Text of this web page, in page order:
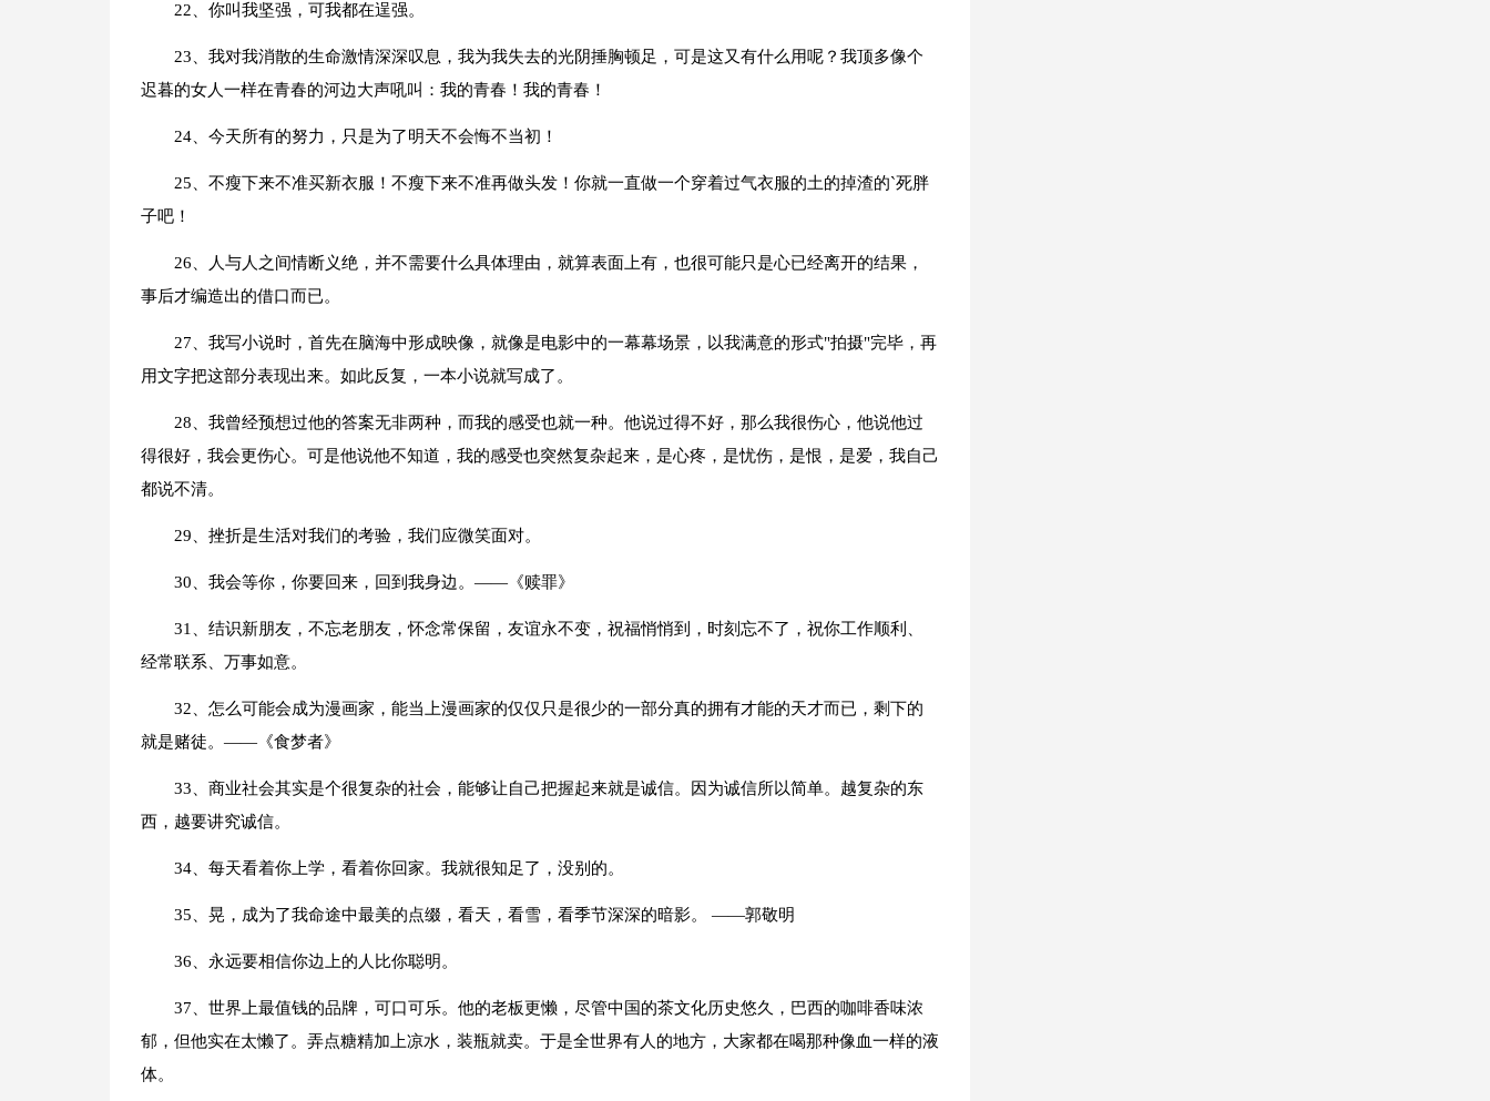
22、你叫我坚强，可我都在逞强。
23、我对我消散的生命激情深深叹息，我为我失去的光阴捶胸顿足，可是这又有什么用呢？我顶多像个
迟暮的女人一样在青春的河边大声吼叫：我的青春！我的青春！
24、今天所有的努力，只是为了明天不会悔不当初！
25、不瘦下来不准买新衣服！不瘦下来不准再做头发！你就一直做一个穿着过气衣服的土的掉渣的`死胖
子吧！
26、人与人之间情断义绝，并不需要什么具体理由，就算表面上有，也很可能只是心已经离开的结果，
事后才编造出的借口而已。
27、我写小说时，首先在脑海中形成映像，就像是电影中的一幕幕场景，以我满意的形式"拍摄"完毕，再
用文字把这部分表现出来。如此反复，一本小说就写成了。
28、我曾经预想过他的答案无非两种，而我的感受也就一种。他说过得不好，那么我很伤心，他说他过
得很好，我会更伤心。可是他说他不知道，我的感受也突然复杂起来，是心疼，是忧伤，是恨，是爱，我自己
都说不清。
29、挫折是生活对我们的考验，我们应微笑面对。
30、我会等你，你要回来，回到我身边。——《赎罪》
31、结识新朋友，不忘老朋友，怀念常保留，友谊永不变，祝福悄悄到，时刻忘不了，祝你工作顺利、
经常联系、万事如意。
32、怎么可能会成为漫画家，能当上漫画家的仅仅只是很少的一部分真的拥有才能的天才而已，剩下的
就是赌徒。——《食梦者》
33、商业社会其实是个很复杂的社会，能够让自己把握起来就是诚信。因为诚信所以简单。越复杂的东
西，越要讲究诚信。
34、每天看着你上学，看着你回家。我就很知足了，没别的。
35、晃，成为了我命途中最美的点缀，看天，看雪，看季节深深的暗影。 ——郭敬明
36、永远要相信你边上的人比你聪明。
37、世界上最值钱的品牌，可口可乐。他的老板更懒，尽管中国的茶文化历史悠久，巴西的咖啡香味浓
郁，但他实在太懒了。弄点糖精加上凉水，装瓶就卖。于是全世界有人的地方，大家都在喝那种像血一样的液
体。